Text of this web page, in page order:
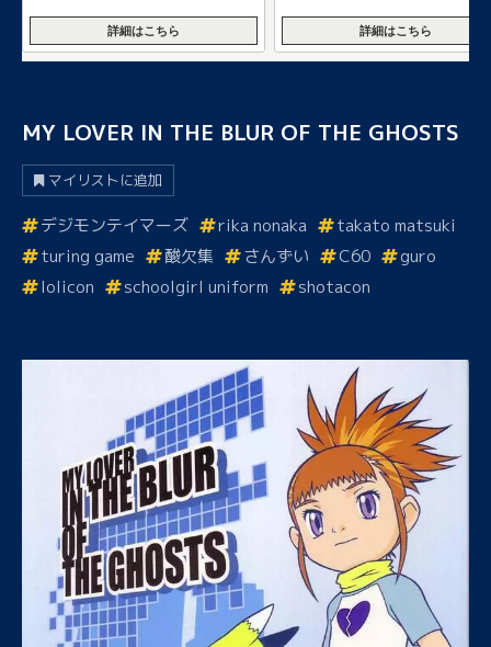
詳細はこちら 詳細はこちら
MY LOVER IN THE BLUR OF THE GHOSTS
マイリストに追加
デジモンテイマーズ rika nonaka
takato matsuki
turing game
酸欠集 さんずい C60
guro
lolicon
schoolgirl uniform shotacon